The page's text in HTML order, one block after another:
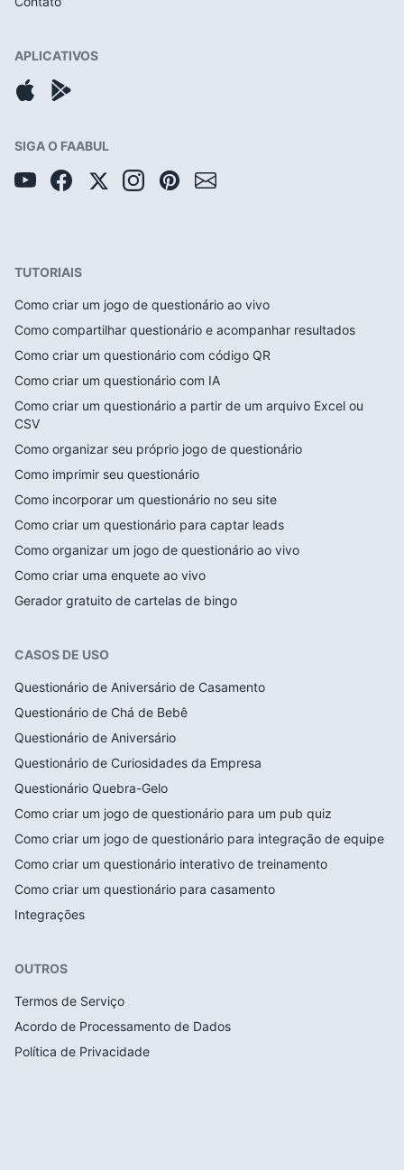
APLICATIVOS
SIGA O FAABUL
TUTORIAIS
Como criar um jogo de questionário ao vivo
Como compartilhar questionário e acompanhar resultados
Como criar um questionário com código QR
Como criar um questionário com IA
Como criar um questionário a partir de um arquivo Excel ou
CSV
Como organizar seu próprio jogo de questionário
Como imprimir seu questionário
Como incorporar um questionário no seu site
Como criar um questionário para captar leads
Como organizar um jogo de questionário ao vivo
Como criar uma enquete ao vivo
Gerador gratuito de cartelas de bingo
CASOS DE USO
Questionário de Aniversário de Casamento
Questionário de Chá de Bebê
Questionário de Aniversário
Questionário de Curiosidades da Empresa
Questionário Quebra-Gelo
Como criar um jogo de questionário para um pub quiz
Como criar um jogo de questionário para integração de equipe
Como criar um questionário interativo de treinamento
Como criar um questionário para casamento
Integrações
OUTROS
Termos de Serviço
Acordo de Processamento de Dados
Política de Privacidade